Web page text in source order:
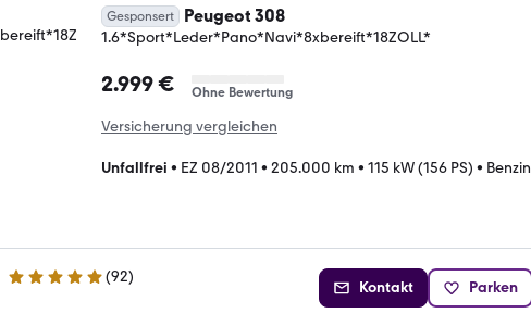
Gesponsert Peugeot 308
1.6*Sport*Leder*Pano*Navi*8xbereift*18ZOLL*
2.999 € Ohne Bewertung
Versicherung vergleichen
Unfallfrei • EZ 08/2011 • 205.000 km • 115 kW (156 PS) • Benzin
4.9 Sterne (92)
Kontakt Parken